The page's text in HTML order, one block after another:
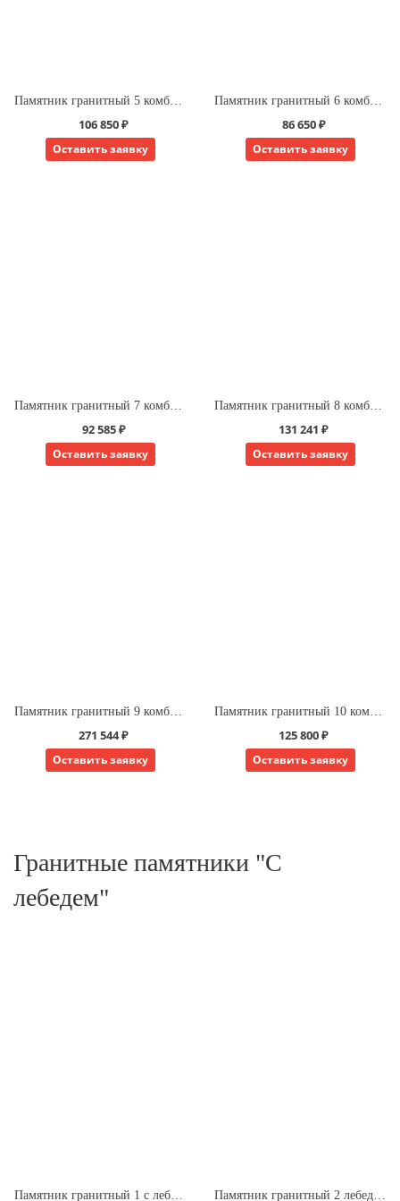
106 850 ₽
Оставить заявку
86 650 ₽
Оставить заявку
Памятник гранитный 7 комбинированный для двоих
92 585 ₽
Оставить заявку
Памятник гранитный 8 комбинированный для двоих
131 241 ₽
Оставить заявку
Памятник гранитный 9 комбинированный для двоих
271 544 ₽
Оставить заявку
Памятник гранитный 10 комбинированный для двоих
125 800 ₽
Оставить заявку
Гранитные памятники "С
лебедем"